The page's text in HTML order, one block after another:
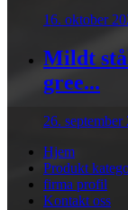
16. oktober
Mildt
gree...
26. september
Hjem
Produkt
firma profil
Kontakt oss